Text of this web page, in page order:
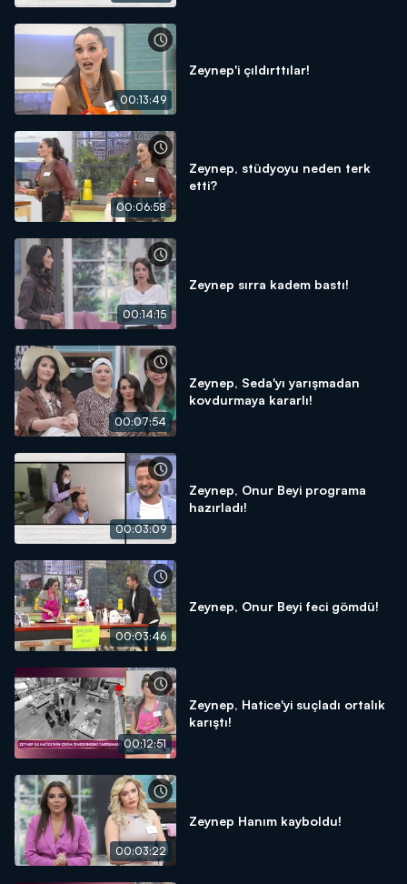
00:13:49
Zeynep'i çıldırttılar!
00:06:58
Zeynep, stüdyoyu neden terk
etti?
00:14:15
Zeynep sırra kadem bastı!
00:07:54
Zeynep, Seda'yı yarışmadan
kovdurmaya kararlı!
00:03:09
Zeynep, Onur Beyi programa
hazırladı!
00:03:46
Zeynep, Onur Beyi feci gömdü!
00:12:51
Zeynep, Hatice'yi suçladı ortalık
karıştı!
00:03:22
Zeynep Hanım kayboldu!